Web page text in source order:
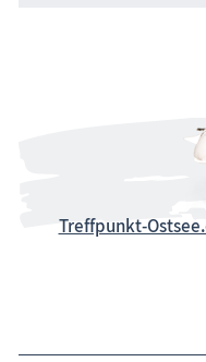
Treffpunkt-